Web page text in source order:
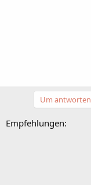
Um
Empfehlungen: